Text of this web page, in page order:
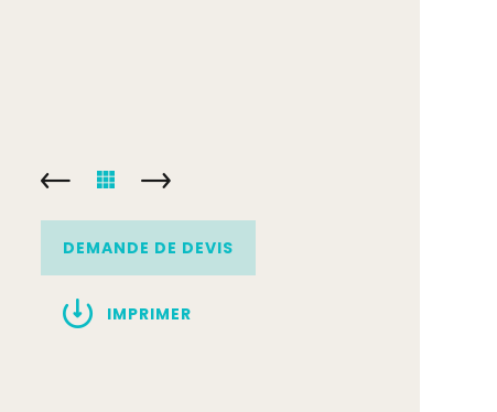
DEMANDE DE DEVIS
IMPRIMER